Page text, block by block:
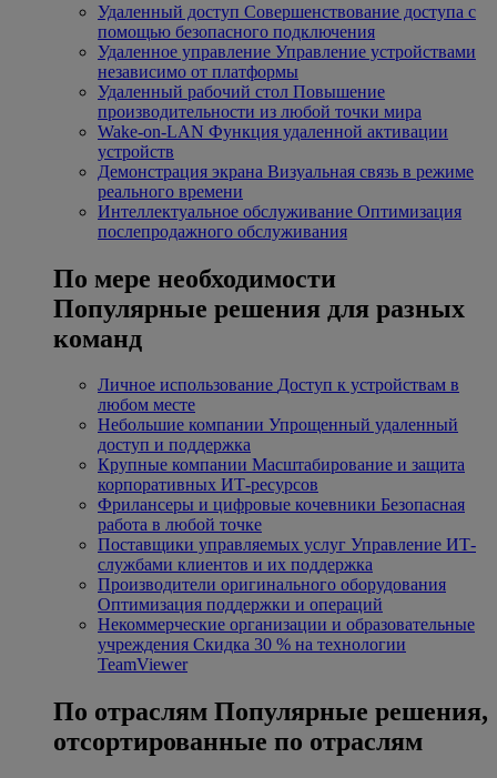
Удаленный доступ Совершенствование доступа с
помощью безопасного подключения
Удаленное управление Управление устройствами
независимо от платформы
Удаленный рабочий стол Повышение
производительности из любой точки мира
Wake-on-LAN Функция удаленной активации
устройств
Демонстрация экрана Визуальная связь в режиме
реального времени
Интеллектуальное обслуживание Оптимизация
послепродажного обслуживания
По мере необходимости
Популярные решения для разных
команд
Личное использование Доступ к устройствам в
любом месте
Небольшие компании Упрощенный удаленный
доступ и поддержка
Крупные компании Масштабирование и защита
корпоративных ИТ-ресурсов
Фрилансеры и цифровые кочевники Безопасная
работа в любой точке
Поставщики управляемых услуг Управление ИТ-
службами клиентов и их поддержка
Производители оригинального оборудования
Оптимизация поддержки и операций
Некоммерческие организации и образовательные
учреждения Скидка 30 % на технологии
TeamViewer
По отраслям Популярные решения,
отсортированные по отраслям